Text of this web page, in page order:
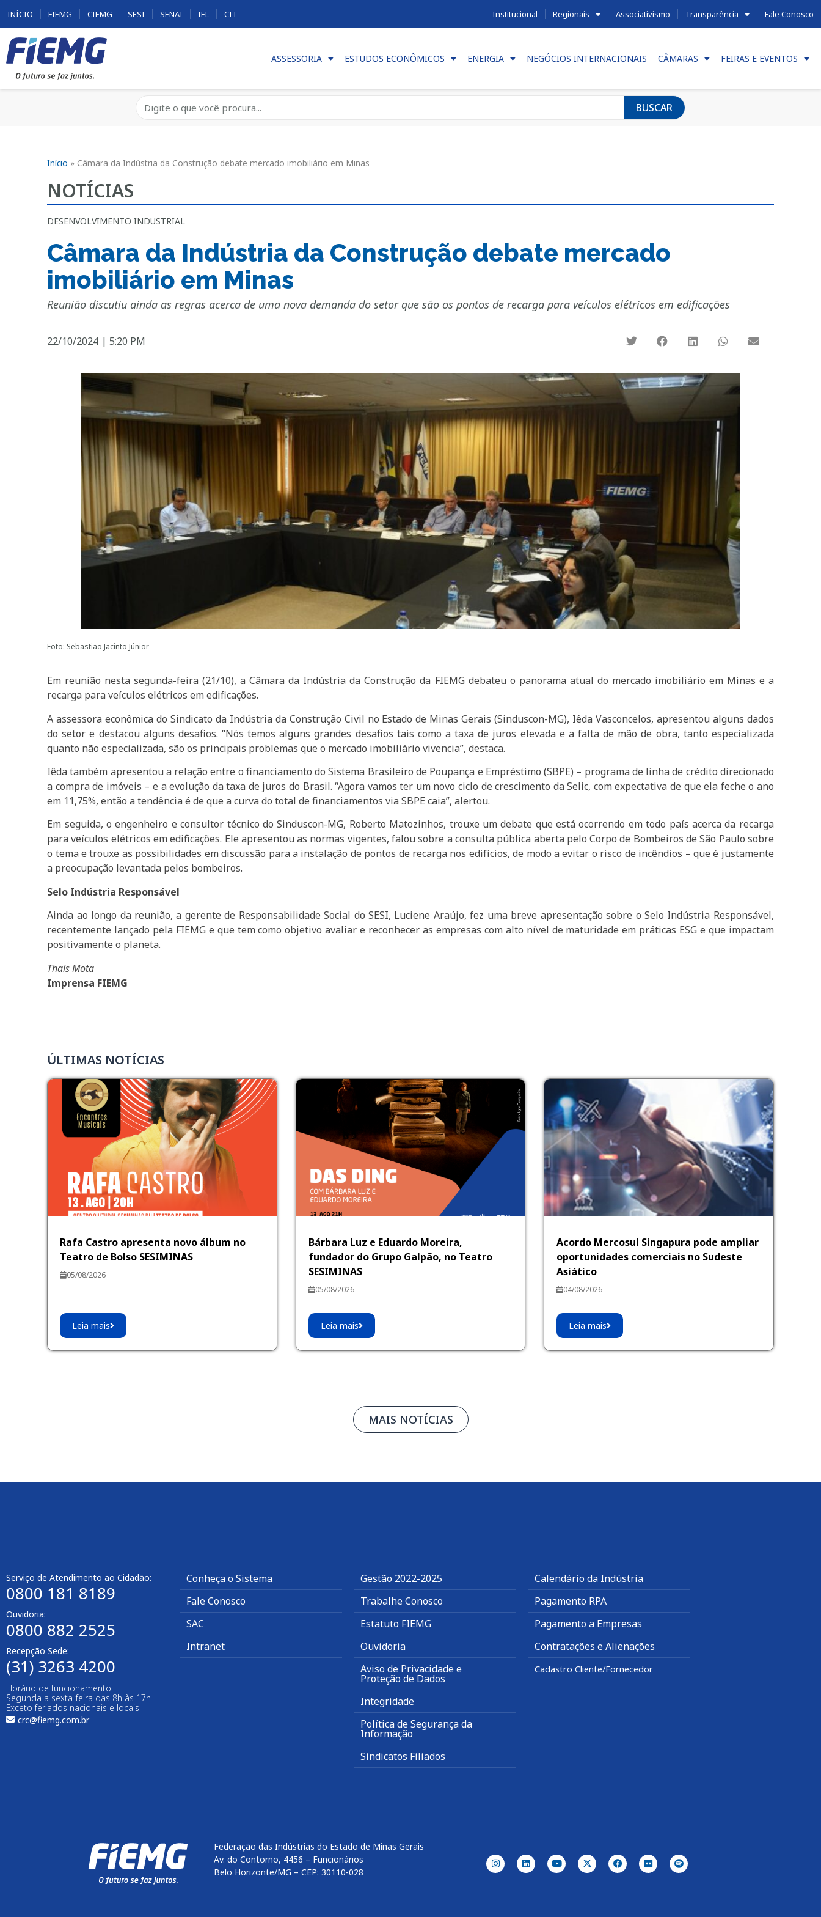
INÍCIO FIEMG CIEMG SESI SENAI IEL CIT Institucional Regionais Associativismo Transparência Fale Conosco
ASSESSORIA ESTUDOS ECONÔMICOS ENERGIA NEGÓCIOS INTERNACIONAIS CÂMARAS FEIRAS E EVENTOS
BUSCAR
Início » Câmara da Indústria da Construção debate mercado imobiliário em Minas
NOTÍCIAS
DESENVOLVIMENTO INDUSTRIAL
Câmara da Indústria da Construção debate mercado
imobiliário em Minas
Reunião discutiu ainda as regras acerca de uma nova demanda do setor que são os pontos de recarga para veículos elétricos em edificações
22/10/2024 | 5:20 PM
Foto: Sebastião Jacinto Júnior
Em reunião nesta segunda-feira (21/10), a Câmara da Indústria da Construção da FIEMG debateu o panorama atual do mercado imobiliário em Minas e a
recarga para veículos elétricos em edificações.
A assessora econômica do Sindicato da Indústria da Construção Civil no Estado de Minas Gerais (Sinduscon-MG), Iêda Vasconcelos, apresentou alguns dados
do setor e destacou alguns desafios. “Nós temos alguns grandes desafios tais como a taxa de juros elevada e a falta de mão de obra, tanto especializada
quanto não especializada, são os principais problemas que o mercado imobiliário vivencia”, destaca.
Iêda também apresentou a relação entre o financiamento do Sistema Brasileiro de Poupança e Empréstimo (SBPE) – programa de linha de crédito direcionado
a compra de imóveis – e a evolução da taxa de juros do Brasil. “Agora vamos ter um novo ciclo de crescimento da Selic, com expectativa de que ela feche o ano
em 11,75%, então a tendência é de que a curva do total de financiamentos via SBPE caia”, alertou.
Em seguida, o engenheiro e consultor técnico do Sinduscon-MG, Roberto Matozinhos, trouxe um debate que está ocorrendo em todo país acerca da recarga
para veículos elétricos em edificações. Ele apresentou as normas vigentes, falou sobre a consulta pública aberta pelo Corpo de Bombeiros de São Paulo sobre
o tema e trouxe as possibilidades em discussão para a instalação de pontos de recarga nos edifícios, de modo a evitar o risco de incêndios – que é justamente
a preocupação levantada pelos bombeiros.
Selo Indústria Responsável
Ainda ao longo da reunião, a gerente de Responsabilidade Social do SESI, Luciene Araújo, fez uma breve apresentação sobre o Selo Indústria Responsável,
recentemente lançado pela FIEMG e que tem como objetivo avaliar e reconhecer as empresas com alto nível de maturidade em práticas ESG e que impactam
positivamente o planeta.
Thaís Mota
Imprensa FIEMG
ÚLTIMAS NOTÍCIAS
Rafa Castro apresenta novo álbum no
Teatro de Bolso SESIMINAS
05/08/2026
Leia mais
Bárbara Luz e Eduardo Moreira,
fundador do Grupo Galpão, no Teatro
SESIMINAS
05/08/2026
Leia mais
Acordo Mercosul Singapura pode ampliar
oportunidades comerciais no Sudeste
Asiático
04/08/2026
Leia mais
MAIS NOTÍCIAS
Serviço de Atendimento ao Cidadão:
0800 181 8189
Ouvidoria:
0800 882 2525
Recepção Sede:
(31) 3263 4200
Horário de funcionamento:
Segunda a sexta-feira das 8h às 17h
Exceto feriados nacionais e locais.
crc@fiemg.com.br
Conheça o Sistema
Fale Conosco
SAC
Intranet
Gestão 2022-2025
Trabalhe Conosco
Estatuto FIEMG
Ouvidoria
Aviso de Privacidade e
Proteção de Dados
Integridade
Política de Segurança da
Informação
Sindicatos Filiados
Calendário da Indústria
Pagamento RPA
Pagamento a Empresas
Contratações e Alienações
Cadastro Cliente/Fornecedor
Federação das Indústrias do Estado de Minas Gerais
Av. do Contorno, 4456 – Funcionários
Belo Horizonte/MG – CEP: 30110-028